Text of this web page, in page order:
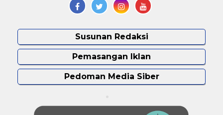
Susunan Redaksi
Pemasangan Iklan
Pedoman Media Siber